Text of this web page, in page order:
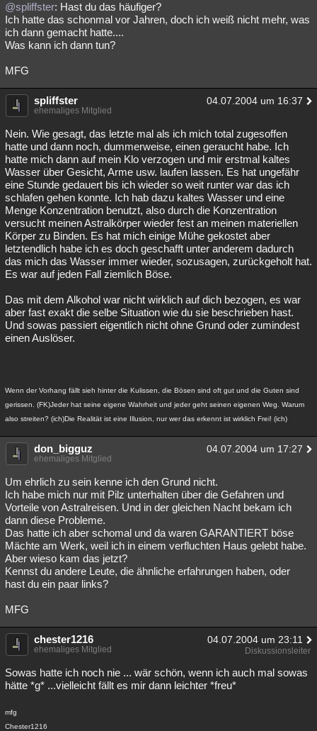
@spliffster: Hast du das häufiger?
Ich hatte das schonmal vor Jahren, doch ich weiß nicht mehr, was
ich dann gemacht hatte....
Was kann ich dann tun?
MFG
spliffster 04.07.2004 um 16:37
ehemaliges Mitglied
Nein. Wie gesagt, das letzte mal als ich mich total zugesoffen
hatte und dann noch, dummerweise, einen geraucht habe. Ich
hatte mich dann auf mein Klo verzogen und mir erstmal kaltes
Wasser über Gesicht, Arme usw. laufen lassen. Es hat ungefähr
eine Stunde gedauert bis ich wieder so weit runter war das ich
schlafen gehen konnte. Ich hab dazu kaltes Wasser und eine
Menge Konzentration benutzt, also durch die Konzentration
versucht meinen Astralkörper wieder fest an meinen materiellen
Körper zu Binden. Es hat mich einige Mühe gekostet aber
letztendlich habe ich es doch geschafft unter anderem dadurch
das mich das Wasser immer wieder, sozusagen, zurückgeholt hat.
Es war auf jeden Fall ziemlich Böse.
Das mit dem Alkohol war nicht wirklich auf dich bezogen, es war
aber fast exakt die selbe Situation wie du sie beschrieben hast.
Und sowas passiert eigentlich nicht ohne Grund oder zumindest
einen Auslöser.
Wenn der Vorhang fällt sieh hinter die Kulissen, die Bösen sind oft gut und die Guten sind
gerissen. (FK)Jeder hat seine eigene Wahrheit und jeder geht seinen eigenen Weg. Warum
also streiten? (ich)Die Realität ist eine Illusion, nur wer das erkennt ist wirklich Frei! (ich)
don_bigguz 04.07.2004 um 17:27
ehemaliges Mitglied
Um ehrlich zu sein kenne ich den Grund nicht.
Ich habe mich nur mit Pilz unterhalten über die Gefahren und
Vorteile von Astralreisen. Und in der gleichen Nacht bekam ich
dann diese Probleme.
Das hatte ich aber schomal und da waren GARANTIERT böse
Mächte am Werk, weil ich in einem verfluchten Haus gelebt habe.
Aber wieso kam das jetzt?
Kennst du andere Leute, die ähnliche erfahrungen haben, oder
hast du ein paar links?
MFG
chester1216 04.07.2004 um 23:11
ehemaliges Mitglied Diskussionsleiter
Sowas hatte ich noch nie ... wär schön, wenn ich auch mal sowas
hätte *g* ...vielleicht fällt es mir dann leichter *freu*
mfg
Chester1216